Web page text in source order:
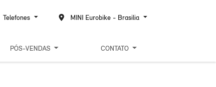
Telefones MINI Eurobike - Brasilia
PÓS-VENDAS CONTATO